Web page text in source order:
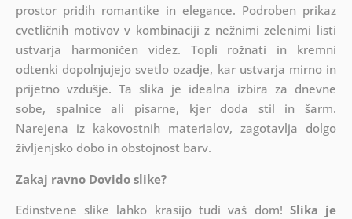
prostor pridih romantike in elegance. Podroben prikaz
cvetličnih motivov v kombinaciji z nežnimi zelenimi listi
ustvarja harmoničen videz. Topli rožnati in kremni
odtenki dopolnjujejo svetlo ozadje, kar ustvarja mirno in
prijetno vzdušje. Ta slika je idealna izbira za dnevne
sobe, spalnice ali pisarne, kjer doda stil in šarm.
Narejena iz kakovostnih materialov, zagotavlja dolgo
življenjsko dobo in obstojnost barv.
Zakaj ravno Dovido slike?
Edinstvene slike lahko krasijo tudi vaš dom! Slika je